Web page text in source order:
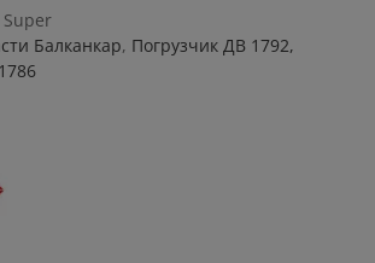
Super
Балканкар, Погрузчик ДВ 1792,